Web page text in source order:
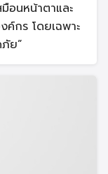
อนหน้าตาและ
ค์กร โดยเฉพาะ
ย”